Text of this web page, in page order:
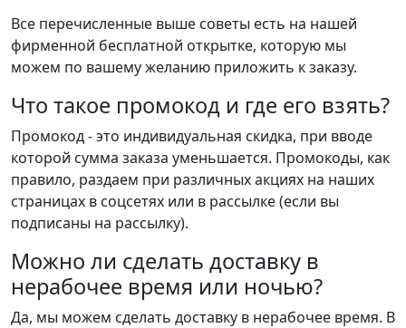
Все перечисленные выше советы есть на нашей
фирменной бесплатной открытке, которую мы
можем по вашему желанию приложить к заказу.
Что такое промокод и где его взять?
Промокод - это индивидуальная скидка, при вводе
которой сумма заказа уменьшается. Промокоды, как
правило, раздаем при различных акциях на наших
страницах в соцсетях или в рассылке (если вы
подписаны на рассылку).
Можно ли сделать доставку в
нерабочее время или ночью?
Да, мы можем сделать доставку в нерабочее время. В